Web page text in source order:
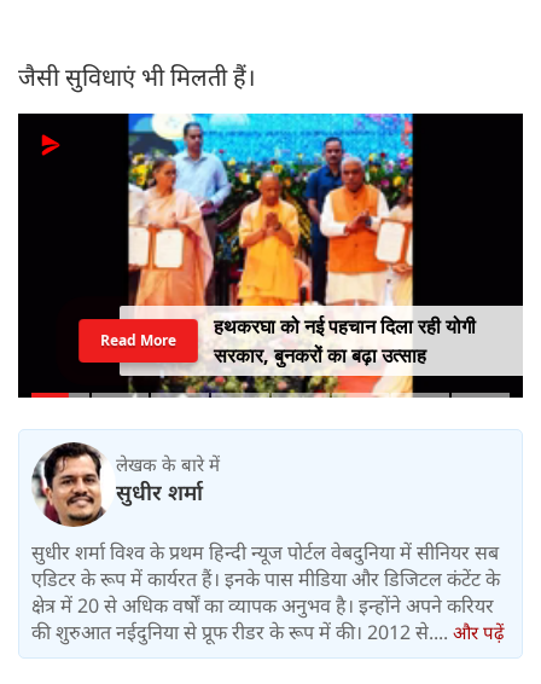
जैसी सुविधाएं भी मिलती हैं।
हथकरघा को नई पहचान दिला रही योगी
सरकार, बुनकरों का बढ़ा उत्साह
Read More
लेखक के बारे में
सुधीर शर्मा
सुधीर शर्मा विश्व के प्रथम हिन्दी न्यूज पोर्टल वेबदुनिया में सीनियर सब
एडिटर के रूप में कार्यरत हैं। इनके पास मीडिया और डिजिटल कंटेंट के
क्षेत्र में 20 से अधिक वर्षों का व्यापक अनुभव है। इन्होंने अपने करियर
की शुरुआत नईदुनिया से प्रूफ रीडर के रूप में की। 2012 से.... और पढ़ें